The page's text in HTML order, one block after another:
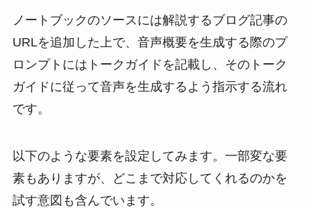
ノートブックのソースには解説するブログ記事の
URLを追加した上で、音声概要を生成する際のプ
ロンプトにはトークガイドを記載し、そのトーク
ガイドに従って音声を生成するよう指示する流れ
です。
以下のような要素を設定してみます。一部変な要
素もありますが、どこまで対応してくれるのかを
試す意図も含んでいます。